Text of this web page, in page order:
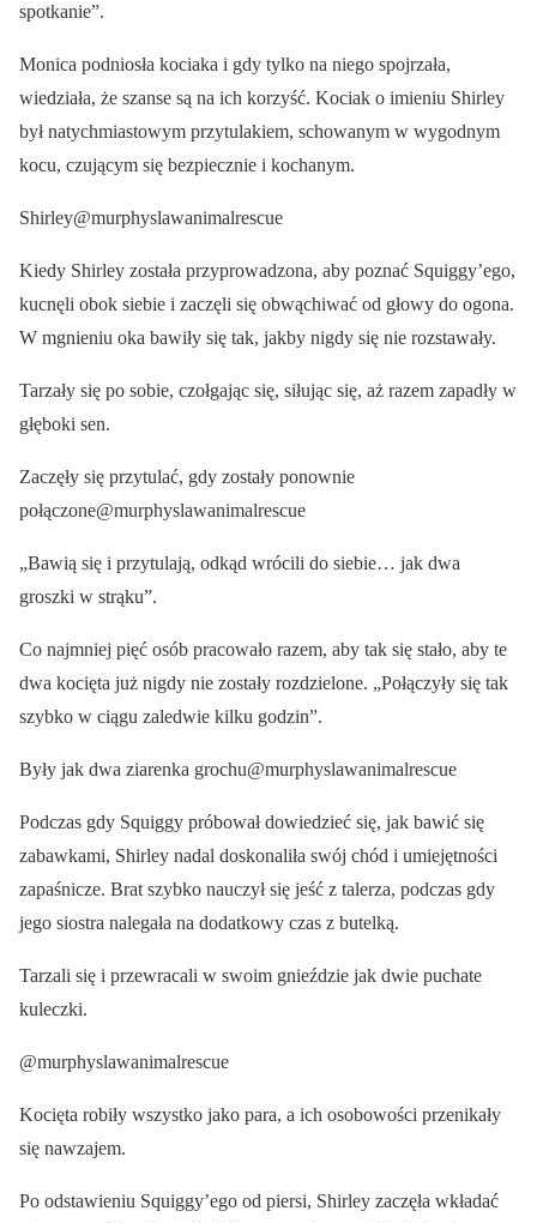
spotkanie”.
Monica podniosła kociaka i gdy tylko na niego spojrzała,
wiedziała, że szanse są na ich korzyść. Kociak o imieniu Shirley
był natychmiastowym przytulakiem, schowanym w wygodnym
kocu, czującym się bezpiecznie i kochanym.
Shirley@murphyslawanimalrescue
Kiedy Shirley została przyprowadzona, aby poznać Squiggy’ego,
kucnęli obok siebie i zaczęli się obwąchiwać od głowy do ogona.
W mgnieniu oka bawiły się tak, jakby nigdy się nie rozstawały.
Tarzały się po sobie, czołgając się, siłując się, aż razem zapadły w
głęboki sen.
Zaczęły się przytulać, gdy zostały ponownie
połączone@murphyslawanimalrescue
„Bawią się i przytulają, odkąd wrócili do siebie… jak dwa
groszki w strąku”.
Co najmniej pięć osób pracowało razem, aby tak się stało, aby te
dwa kocięta już nigdy nie zostały rozdzielone. „Połączyły się tak
szybko w ciągu zaledwie kilku godzin”.
Były jak dwa ziarenka grochu@murphyslawanimalrescue
Podczas gdy Squiggy próbował dowiedzieć się, jak bawić się
zabawkami, Shirley nadal doskonaliła swój chód i umiejętności
zapaśnicze. Brat szybko nauczył się jeść z talerza, podczas gdy
jego siostra nalegała na dodatkowy czas z butelką.
Tarzali się i przewracali w swoim gnieździe jak dwie puchate
kuleczki.
@murphyslawanimalrescue
Kocięta robiły wszystko jako para, a ich osobowości przenikały
się nawzajem.
Po odstawieniu Squiggy’ego od piersi, Shirley zaczęła wkładać